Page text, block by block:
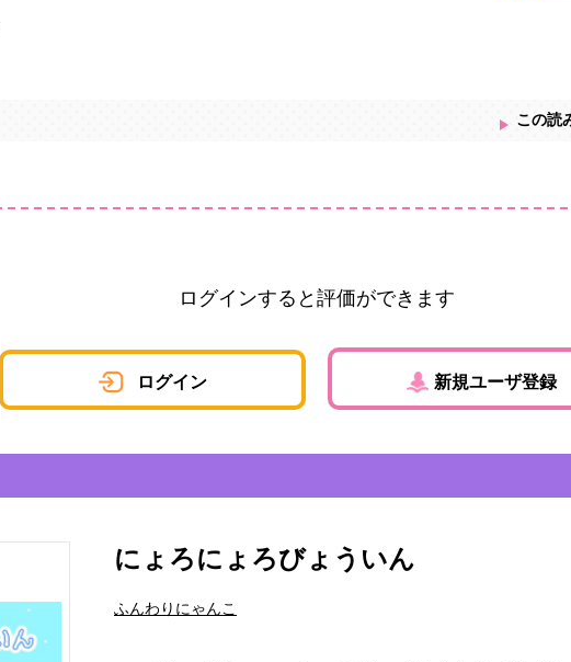
この読
ログインすると評価ができます
ログイン 新規ユーザ登録
にょろにょろびょういん
ふんわりにゃんこ